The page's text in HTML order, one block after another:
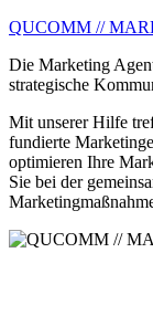
QUCOMM //
Die Marketing
strategische
Mit unserer Hilfe
fundierte
optimieren Ihre
Sie bei der